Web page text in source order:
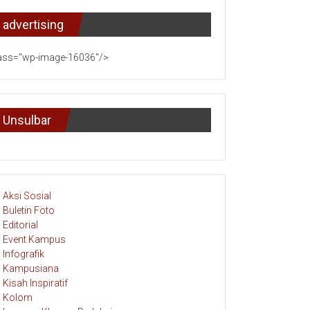
advertising
image-16036"/>
Unsulbar
Aksi Sosial
Buletin Foto
Editorial
Event Kampus
Infografik
Kampusiana
Kisah Inspiratif
Kolom